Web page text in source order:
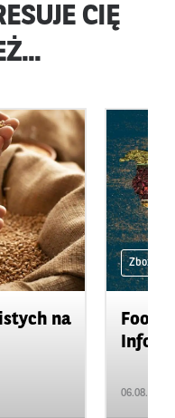
CIĘ
na
Zboża i
06.08.2026